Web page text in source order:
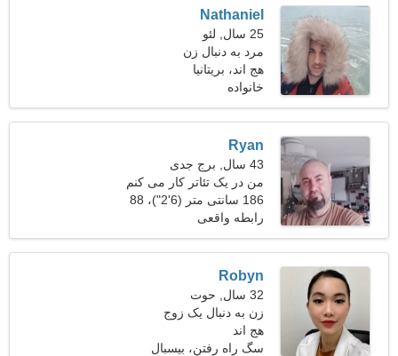
Nathaniel
25 سال, لئو
مرد به دنبال زن
هج اند، بریتانیا
خانواده
Ryan
43 سال, برج جدی
من در یک تئاتر کار می کنم
به دنبال یک زن شاد
186 سانتی متر (6'2")، 88
کیلوگرم (194 پوند)
رابطه واقعی
Robyn
32 سال, حوت
زن به دنبال یک زوج
هج اند
سگ راه رفتن، بیسبال